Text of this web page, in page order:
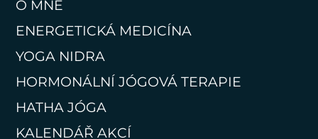
O MNĚ
ENERGETICKÁ MEDICÍNA
YOGA NIDRA
HORMONÁLNÍ JÓGOVÁ TERAPIE
HATHA JÓGA
KALENDÁŘ AKCÍ